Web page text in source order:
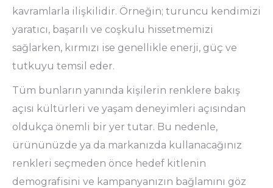
kavramlarla ilişkilidir. Örneğin; turuncu kendimizi
yaratıcı, başarılı ve coşkulu hissetmemizi
sağlarken, kırmızı ise genellikle enerji, güç ve
tutkuyu temsil eder.
Tüm bunların yanında kişilerin renklere bakış
açısı kültürleri ve yaşam deneyimleri açısından
oldukça önemli bir yer tutar. Bu nedenle,
ürününüzde ya da markanızda kullanacağınız
renkleri seçmeden önce hedef kitlenin
demografisini ve kampanyanızın bağlamını göz